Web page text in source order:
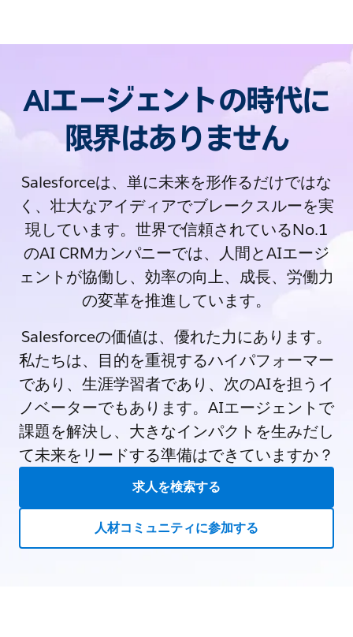
AIエージェントの時代に
限界はありません
Salesforceは、単に未来を形作るだけではな
く、壮大なアイディアでブレークスルーを実
現しています。世界で信頼されているNo.1
のAI CRMカンパニーでは、人間とAIエージ
ェントが協働し、効率の向上、成長、労働力
の変革を推進しています。
Salesforceの価値は、優れた力にあります。
私たちは、目的を重視するハイパフォーマー
であり、生涯学習者であり、次のAIを担うイ
ノベーターでもあります。AIエージェントで
課題を解決し、大きなインパクトを生みだし
て未来をリードする準備はできていますか？
求人を検索する
人材コミュニティに参加する